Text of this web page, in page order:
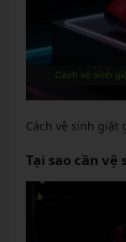
Cách vệ sinh giặt
Tại sao cần